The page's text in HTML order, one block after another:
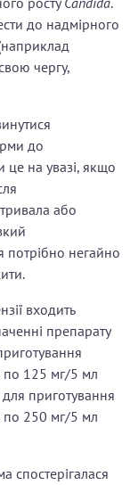
до надмірного
чергу,
до
це на увазі, якщо
або
потрібно негайно
входить
препарату
по 125 мг/5 мл
для приготування
по 250 мг/5 мл
спостерігалася